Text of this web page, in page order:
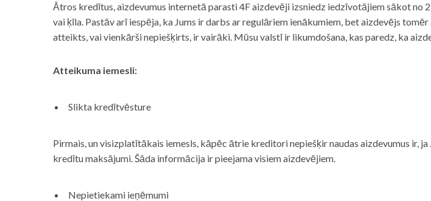
Ātros kredītus, aizdevumus internetā parasti 4F aizdevēji izsniedz iedzīvotājiem sākot no
vai ķīla. Pastāv arī iespēja, ka Jums ir darbs ar regulāriem ienākumiem, bet aizdevējs
atteikts, vai vienkārši nepiešķirts, ir vairāki. Mūsu valstī ir likumdošana, kas paredz, ka
Atteikuma iemesli:
Slikta kredītvēsture
Pirmais, un visizplatītākais iemesls, kāpēc ātrie kreditori nepiešķir naudas aizdevumus ir,
kredītu maksājumi. Šāda informācija ir pieejama visiem aizdevējiem.
Nepietiekami ieņēmumi